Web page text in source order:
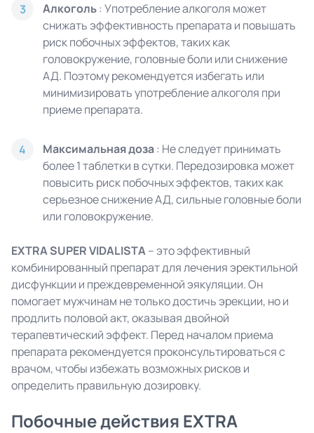
3 Алкоголь: Употребление алкоголя может
снижать эффективность препарата и повышать
риск побочных эффектов, таких как
головокружение, головные боли или снижение
АД. Поэтому рекомендуется избегать или
минимизировать употребление алкоголя при
приеме препарата.
4 Максимальная доза: Не следует принимать
более 1 таблетки в сутки. Передозировка может
повысить риск побочных эффектов, таких как
серьезное снижение АД, сильные головные боли
или головокружение.
EXTRA SUPERVIDALISTA– это эффективный
комбинированный препарат для лечения эректильной
дисфункции и преждевременной эякуляции. Он
помогает мужчинам не только достичь эрекции, но и
продлить половой акт, оказывая двойной
терапевтический эффект. Перед началом приема
препарата рекомендуется проконсультироваться с
врачом, чтобы избежать возможных рисков и
определить правильную дозировку.
Побочные действия EXTRA